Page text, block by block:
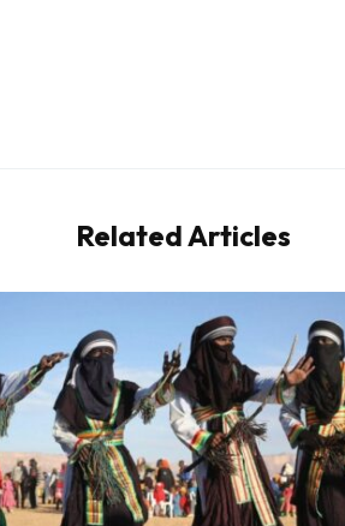
Related Articles